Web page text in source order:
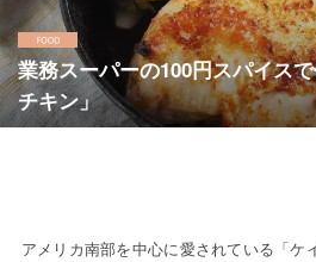
業務スーパーの100円スパイス
チキン」
アメリカ南部を中心に愛されている「ケ